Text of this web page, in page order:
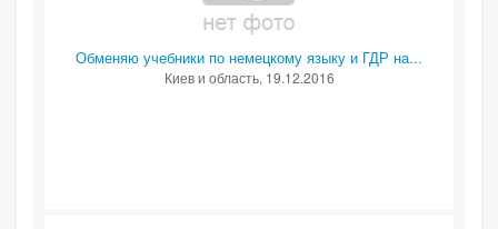
Обменяю учебники по немецкому языку и ГДР на...
Киев и область, 19.12.2016